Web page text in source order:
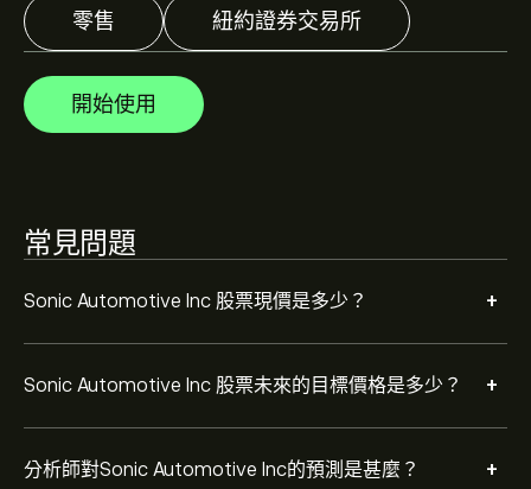
零售 紐約證券交易所
開始使用
常見問題
Sonic Automotive Inc 股票現價是多少？ +
Sonic Automotive Inc 股票未來的目標價格是多少？ +
分析師對Sonic Automotive Inc的預測是甚麼？ +
勢。
Sonic Automotive Inc 的市值是 ‎$‎2.61B 美元
根據 4 位分析師在過去三個月對 SAH 的建議，整體共識